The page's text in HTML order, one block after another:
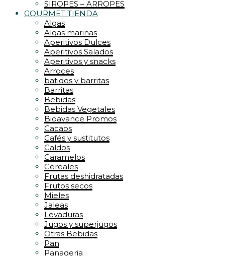
SIROPES – ARROPES
GOURMET TIENDA
Algas
Algas marinas
Aperitivos Dulces
Aperitivos Salados
Aperitivos y snacks
Arroces
batidos y barritas
Barritas
Bebidas
Bebidas Vegetales
Bioavance Promos
Cacaos
Cafés y sustitutos
Caldos
Caramelos
Cereales
Frutas deshidratadas
Frutos secos
Mieles
Jaleas
Levaduras
Jugos y superjugos
Otras Bebidas
Pan
Panaderia